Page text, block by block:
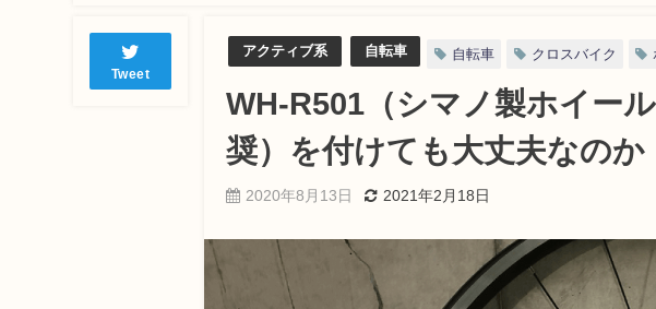
Tweet
アクティブ系 自転車 自転車 クロスバイク
WH-R501（シマノ製ホイー
奨）を付けても大丈夫なのか
2020年8月13日 2021年2月18日